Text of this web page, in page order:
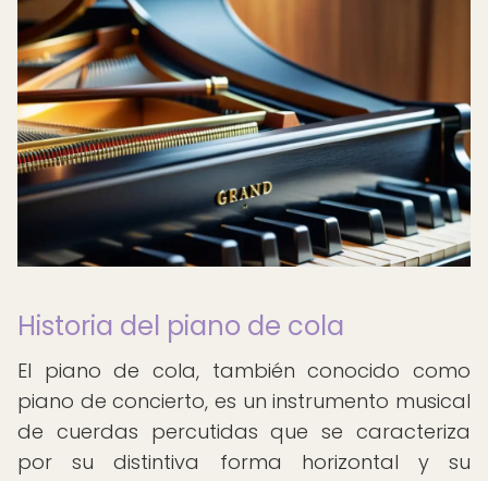
Historia del piano de cola
El piano de cola, también conocido como
piano de concierto, es un instrumento musical
de cuerdas percutidas que se caracteriza
por su distintiva forma horizontal y su